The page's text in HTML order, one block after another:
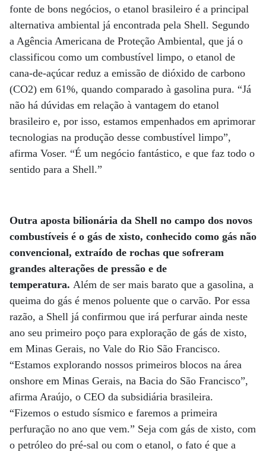
fonte de bons negócios, o etanol brasileiro é a principal
alternativa ambiental já encontrada pela Shell. Segundo
a Agência Americana de Proteção Ambiental, que já o
classificou como um combustível limpo, o etanol de
cana-de-açúcar reduz a emissão de dióxido de carbono
(CO2) em 61%, quando comparado à gasolina pura. “Já
não há dúvidas em relação à vantagem do etanol
brasileiro e, por isso, estamos empenhados em aprimorar
tecnologias na produção desse combustível limpo”,
afirma Voser. “É um negócio fantástico, e que faz todo o
sentido para a Shell.”
Outra aposta bilionária da Shell no campo dos novos
combustíveis é o gás de xisto, conhecido como gás não
convencional, extraído de rochas que sofreram
grandes alterações de pressão e de
temperatura. Além de ser mais barato que a gasolina, a
queima do gás é menos poluente que o carvão. Por essa
razão, a Shell já confirmou que irá perfurar ainda neste
ano seu primeiro poço para exploração de gás de xisto,
em Minas Gerais, no Vale do Rio São Francisco.
“Estamos explorando nossos primeiros blocos na área
onshore em Minas Gerais, na Bacia do São Francisco”,
afirma Araújo, o CEO da subsidiária brasileira.
“Fizemos o estudo sísmico e faremos a primeira
perfuração no ano que vem.” Seja com gás de xisto, com
o petróleo do pré-sal ou com o etanol, o fato é que a